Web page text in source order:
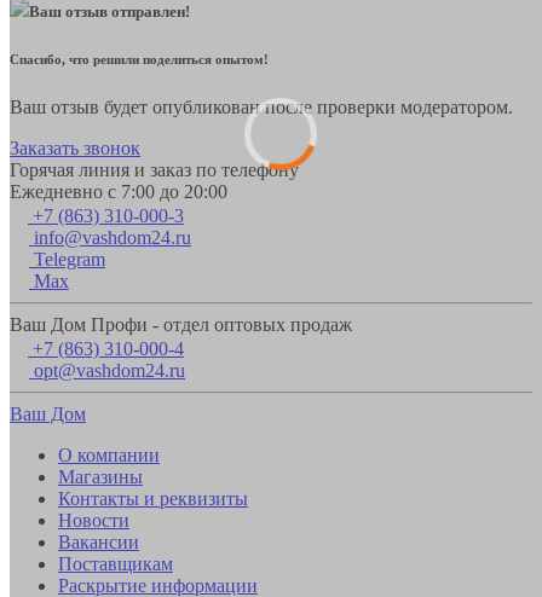
Ваш отзыв отправлен!
Спасибо, что решили поделиться опытом!
Ваш отзыв будет опубликован после проверки модератором.
Заказать звонок
Горячая линия и заказ по телефону
Ежедневно с 7:00 до 20:00
+7 (863) 310-000-3
info@vashdom24.ru
Telegram
Max
Ваш Дом Профи - отдел оптовых продаж
+7 (863) 310-000-4
opt@vashdom24.ru
Ваш Дом
О компании
Магазины
Контакты и реквизиты
Новости
Вакансии
Поставщикам
Раскрытие информации